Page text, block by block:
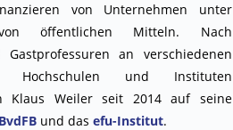
von Unternehmen unter
von öffentlichen Mitteln. Nach
Gastprofessuren an verschiedenen
Hochschulen und Instituten
Klaus Weiler seit 2014 auf seine
BvdFB und das efu-Institut.